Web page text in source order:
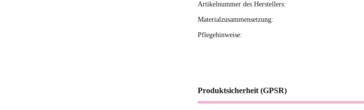
Artikelnummer des Herstellers:
Materialzusammensetzung:
Pflegehinweise:
Produktsicherheit (GPSR)